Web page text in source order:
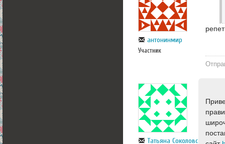
антонинмир
Участник
Татьяна Соколовская